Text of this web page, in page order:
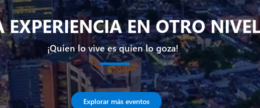
EXPERIENCIA EN OTRO NIVEL
¡Quien lo vive es quien lo goza!
Explorar más eventos